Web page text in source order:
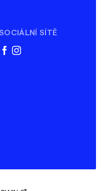
SOCIÁLNÍ SÍTĚ
facebook
instagram